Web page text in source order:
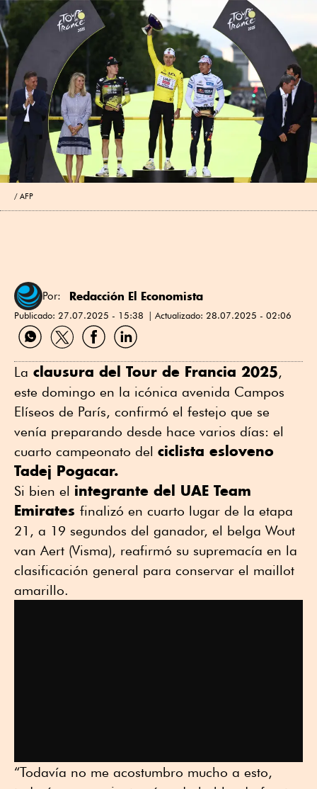
AFP
Por: Redacción El Economista
Publicado: 27.07.2025 - 15:38 Actualizado: 28.07.2025 - 02:06
Compartir
por
Compartir
por
Compartir
por
Compartir
por
La clausura del Tour de Francia 2025,
este domingo en la icónica avenida Campos
Elíseos de París, confirmó el festejo que se
venía preparando desde hace varios días: el
cuarto campeonato del ciclista esloveno
Tadej Pogacar.
Si bien el integrante del UAE Team
Emirates finalizó en cuarto lugar de la etapa
21, a 19 segundos del ganador, el belga Wout
van Aert (Visma), reafirmó su supremacía en la
clasificación general para conservar el maillot
amarillo.
“Todavía no me acostumbro mucho a esto,